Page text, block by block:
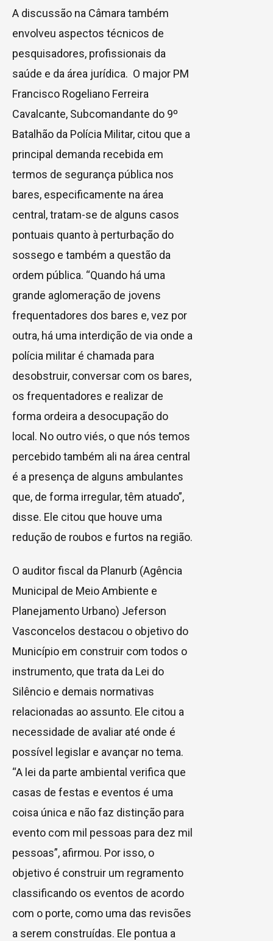
A discussão na Câmara também
envolveu aspectos técnicos de
pesquisadores, profissionais da
saúde e da área jurídica. O major PM
Francisco Rogeliano Ferreira
Cavalcante, Subcomandante do 9º
Batalhão da Polícia Militar, citou que a
principal demanda recebida em
termos de segurança pública nos
bares, especificamente na área
central, tratam-se de alguns casos
pontuais quanto à perturbação do
sossego e também a questão da
ordem pública. “Quando há uma
grande aglomeração de jovens
frequentadores dos bares e, vez por
outra, há uma interdição de via onde a
polícia militar é chamada para
desobstruir, conversar com os bares,
os frequentadores e realizar de
forma ordeira a desocupação do
local. No outro viés, o que nós temos
percebido também ali na área central
é a presença de alguns ambulantes
que, de forma irregular, têm atuado”,
disse. Ele citou que houve uma
redução de roubos e furtos na região.
O auditor fiscal da Planurb (Agência
Municipal de Meio Ambiente e
Planejamento Urbano) Jeferson
Vasconcelos destacou o objetivo do
Município em construir com todos o
instrumento, que trata da Lei do
Silêncio e demais normativas
relacionadas ao assunto. Ele citou a
necessidade de avaliar até onde é
possível legislar e avançar no tema.
“A lei da parte ambiental verifica que
casas de festas e eventos é uma
coisa única e não faz distinção para
evento com mil pessoas para dez mil
pessoas”, afirmou. Por isso, o
objetivo é construir um regramento
classificando os eventos de acordo
com o porte, como uma das revisões
a serem construídas. Ele pontua a